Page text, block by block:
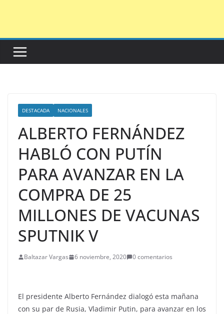
DESTACADA NACIONALES
ALBERTO FERNÁNDEZ
HABLÓ CON PUTÍN
PARA AVANZAR EN LA
COMPRA DE 25
MILLONES DE VACUNAS
SPUTNIK V
Baltazar Vargas 6 noviembre, 2020 0 comentarios
El presidente Alberto Fernández dialogó esta mañana
con su par de Rusia, Vladimir Putin, para avanzar en los